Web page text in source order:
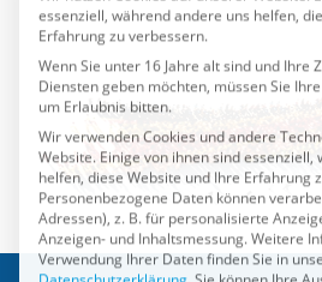
Wir verwenden Cookies und andere
Website. Einige von ihnen sind essenziell,
helfen, diese Website und Ihre Erfahrung
Personenbezogene Daten können
Adressen), z. B. für personalisierte
Anzeigen- und Inhaltsmessung.
Verwendung Ihrer Daten finden Sie in
Datenschutzerklärung.Sie können Ihre
Einstellungenwiderrufen oder anpassen.
Es folgt eine Liste der Service-
Essenziell
Externe Medien